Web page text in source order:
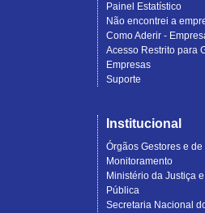
Painel Estatístico
Não encontrei a
Como Aderir -
Acesso Restrito para
Empresas
Suporte
Institucional
Órgãos Gestores e de
Monitoramento
Ministério da Justiça
Pública
Secretaria Nacional